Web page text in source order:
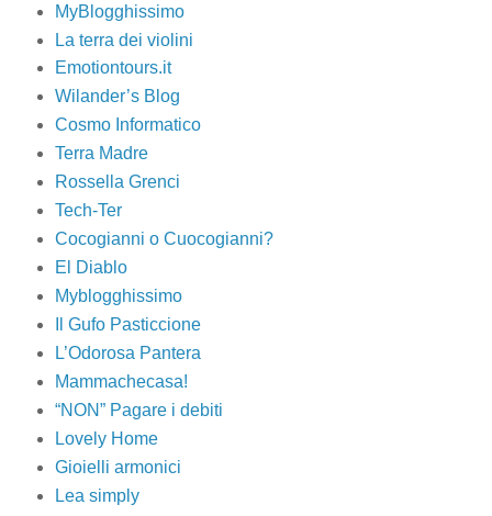
MyBlogghissimo
La terra dei violini
Emotiontours.it
Wilander’s Blog
Cosmo Informatico
Terra Madre
Rossella Grenci
Tech-Ter
Cocogianni o Cuocogianni?
El Diablo
Myblogghissimo
Il Gufo Pasticcione
L’Odorosa Pantera
Mammachecasa!
“NON” Pagare i debiti
Lovely Home
Gioielli armonici
Lea simply